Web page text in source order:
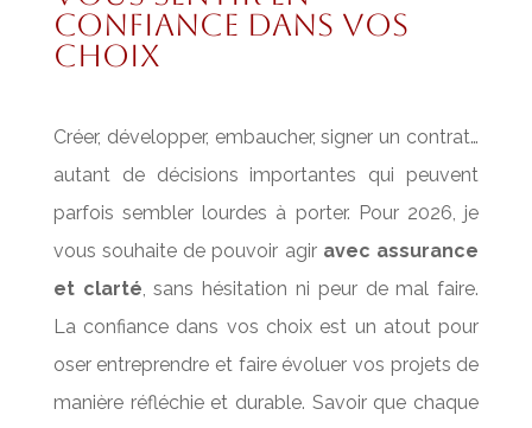
confiance dans vos
choix
Créer, développer, embaucher, signer un contrat…
autant de décisions importantes qui peuvent
parfois sembler lourdes à porter. Pour 2026, je
vous souhaite de pouvoir agir avec assurance
et clarté, sans hésitation ni peur de mal faire.
La confiance dans vos choix est un atout pour
oser entreprendre et faire évoluer vos projets de
manière réfléchie et durable. Savoir que chaque